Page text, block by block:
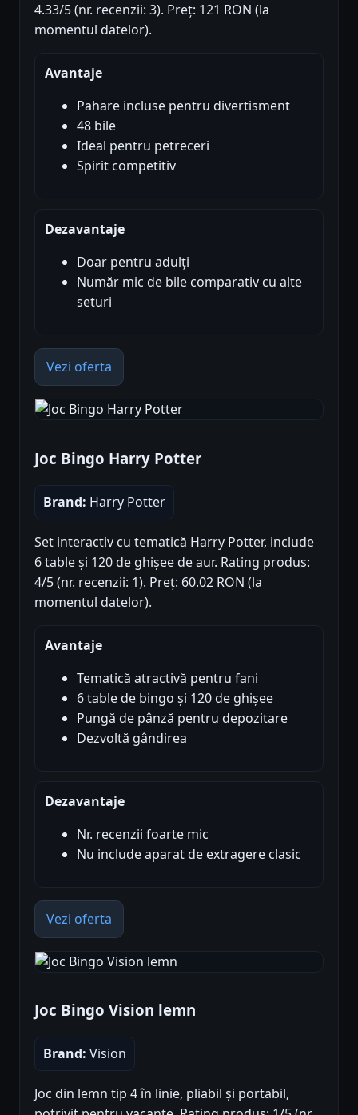
4.33/5 (nr. recenzii: 3). Preț: 121 RON (la
momentul datelor).
Avantaje
Pahare incluse pentru divertisment
48 bile
Ideal pentru petreceri
Spirit competitiv
Dezavantaje
Doar pentru adulți
Număr mic de bile comparativ cu alte
seturi
Vezi oferta
Joc Bingo Harry Potter
Brand: Harry Potter
Set interactiv cu tematică Harry Potter, include
6 table și 120 de ghișee de aur. Rating produs:
4/5 (nr. recenzii: 1). Preț: 60.02 RON (la
momentul datelor).
Avantaje
Tematică atractivă pentru fani
6 table de bingo și 120 de ghișee
Pungă de pânză pentru depozitare
Dezvoltă gândirea
Dezavantaje
Nr. recenzii foarte mic
Nu include aparat de extragere clasic
Vezi oferta
Joc Bingo Vision lemn
Brand: Vision
Joc din lemn tip 4 în linie, pliabil și portabil,